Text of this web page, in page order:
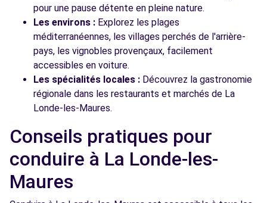
pour une pause détente en pleine nature.
Les environs : Explorez les plages
méditerranéennes, les villages perchés de l'arrière-
pays, les vignobles provençaux, facilement
accessibles en voiture.
Les spécialités locales : Découvrez la gastronomie
régionale dans les restaurants et marchés de La
Londe-les-Maures.
Conseils pratiques pour
conduire à La Londe-les-
Maures